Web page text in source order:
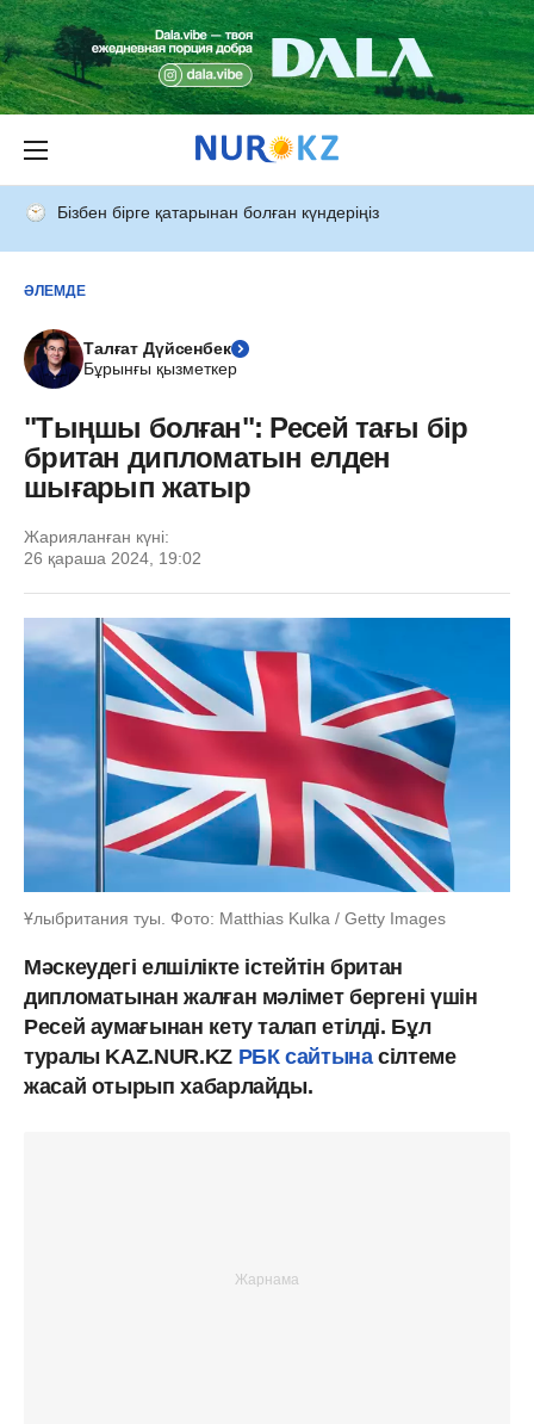
Бізбен бірге қатарынан болған күндеріңіз
ӘЛЕМДЕ
Талғат Дүйсенбек
Бұрынғы қызметкер
"Тыңшы болған": Ресей тағы бір
британ дипломатын елден
шығарып жатыр
Жарияланған күні:
26 қараша 2024, 19:02
Ұлыбритания туы. Фото: Matthias Kulka / Getty Images
Мәскеудегі елшілікте істейтін британ
дипломатынан жалған мәлімет бергені үшін
Ресей аумағынан кету талап етілді. Бұл
туралы KAZ.NUR.KZ РБК сайтынасілтеме
жасай отырып хабарлайды.